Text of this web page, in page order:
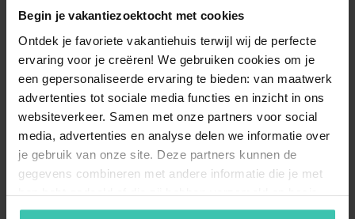
Begin je vakantiezoektocht met cookies
Ontdek je favoriete vakantiehuis terwijl wij de perfecte
ervaring voor je creëren! We gebruiken cookies om je
een gepersonaliseerde ervaring te bieden: van maatwerk
advertenties tot sociale media functies en inzicht in ons
websiteverkeer. Samen met onze partners voor social
media, advertenties en analyse delen we informatie over
je gebruik van onze site. Deze partners kunnen de
gegevens combineren met andere informatie die je met
hen hebt gedeeld of die zij hebben verzameld op basis
van je gebruik van hun diensten. Zo zorgen we ervoor dat